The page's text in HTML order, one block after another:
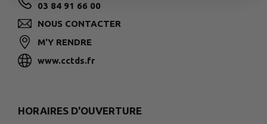
03 84 91 66 00
NOUS CONTACTER
M'Y RENDRE
www.cctds.fr
HORAIRES D'OUVERTURE